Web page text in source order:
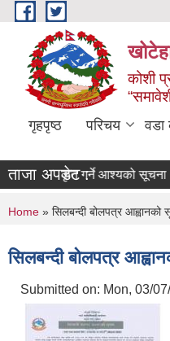
Skip to main content
कोशी
गृहपृष्ठ परिचय वडा
ताजा अपडेट :
स्वीकृत गर्ने आश्यको सूचना
You are here
Home » सिलबन्दी बोलपत्र आह्वानको
सिलबन्दी बोलपत्र
Submitted on: Mon, 03/